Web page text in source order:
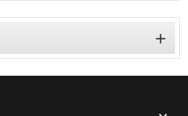
